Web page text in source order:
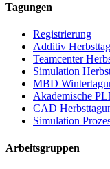
Tagungen
Registrierung
Additiv
Teamcenter
Simulation
MBD
Akademische
CAD
Simulation
Arbeitsgruppen